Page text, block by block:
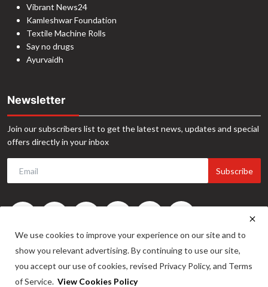
Vibrant News24
Kamleshwar Foundation
Textile Machine Rolls
Say no drugs
Ayurvaidh
Newsletter
Join our subscribers list to get the latest news, updates and special
offers directly in your inbox
Subscribe
We use cookies to improve your experience on our site and to
show you relevant advertising. By continuing to use our site,
you accept our use of cookies, revised Privacy Policy, and Terms
of Service. View Cookies Policy